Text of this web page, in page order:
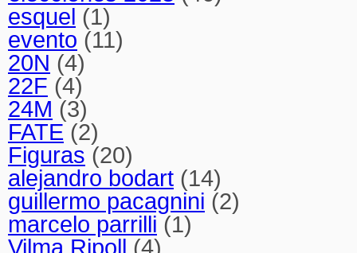
esquel (1)
evento (11)
20N (4)
22F (4)
24M (3)
FATE (2)
Figuras (20)
alejandro bodart (14)
guillermo pacagnini (2)
marcelo parrilli (1)
Vilma Ripoll (4)